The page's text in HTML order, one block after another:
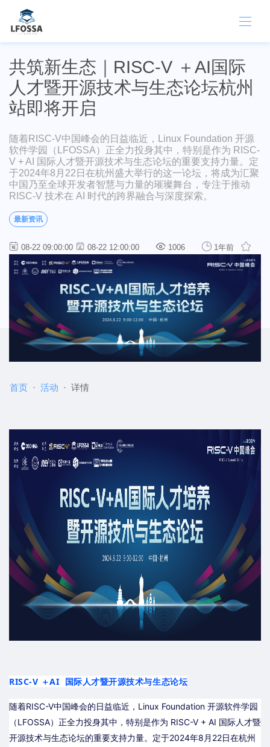
共筑新生态｜RISC-V ＋AI国际
人才暨开源技术与生态论坛杭州
站即将开启
随着RISC-V中国峰会的日益临近，Linux Foundation 开源
软件学园（LFOSSA）正全力投身其中，特别是作为 RISC-
V + AI 国际人才暨开源技术与生态论坛的重要支持力量。定
于2024年8月22日在杭州盛大举行的这一论坛，将成为汇聚
中国乃至全球开发者智慧与力量的璀璨舞台，专注于推动
RISC-V 技术在 AI 时代的跨界融合与深度探索。
最新资讯
08-22 09:00:00 08-22 12:00:00 1006 1年前
首页 活动 详情
RISC-V ＋AI 国际人才暨开源技术与生态论坛
随着RISC-V中国峰会的日益临近，Linux Foundation 开源软件学园
（LFOSSA）正全力投身其中，特别是作为 RISC-V + AI 国际人才暨
开源技术与生态论坛的重要支持力量。定于2024年8月22日在杭州